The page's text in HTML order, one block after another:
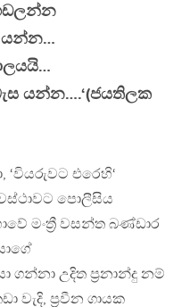
යන්න…
යන්න….‘(ජයතිලක
‘වියරුවට එරෙහි‘
පොලීසිය
මංත්‍රී වසන්ත බණ්ඩාර
ගන්නා උදිත ප්‍රනාන්දු නම්
වැදි, ප‍්‍රවීන ගායක